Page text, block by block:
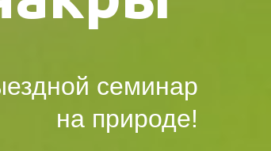
семинар
на природе!